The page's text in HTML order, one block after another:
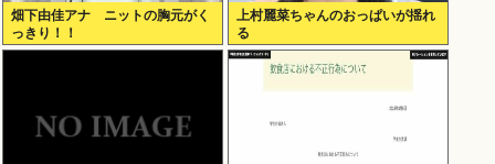
畑下由佳アナ ニットの胸元がく
っきり！！
上村麗菜ちゃんのおっぱいが揺れ
る